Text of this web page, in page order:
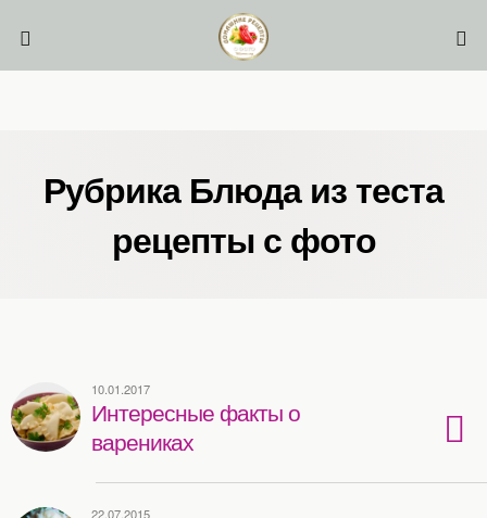
Рубрика Блюда из теста
рецепты с фото
10.01.2017
Интересные факты о
варениках
22.07.2015